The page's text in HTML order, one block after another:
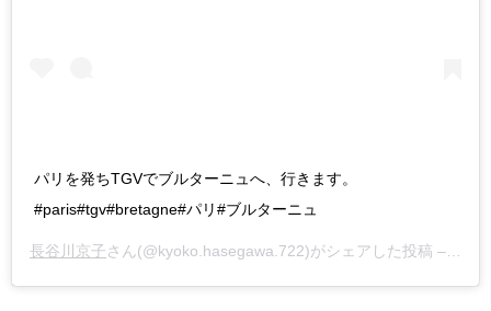
パリを発ちTGVでブルターニュへ、行きます。
#paris#tgv#bretagne#パリ#ブルターニュ
長谷川京子さん(@kyoko.hasegawa.722)がシェアした投稿 – 2019